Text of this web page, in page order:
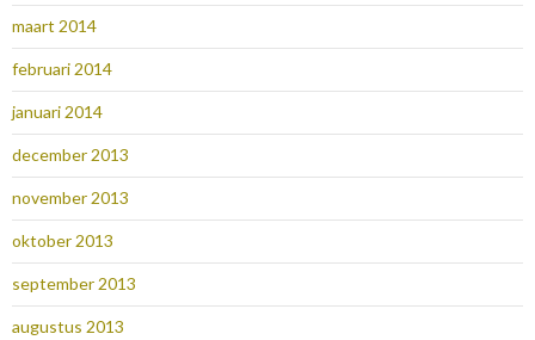
maart 2014
februari 2014
januari 2014
december 2013
november 2013
oktober 2013
september 2013
augustus 2013